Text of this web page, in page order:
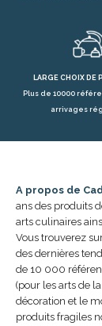
LARGE CHOIX DE
Plus de 10000
arrivages
A propos de
ans des produits
arts culinaires
Vous trouverez
des dernières
de 10 000
(pour les arts de
décoration et le
produits fragiles